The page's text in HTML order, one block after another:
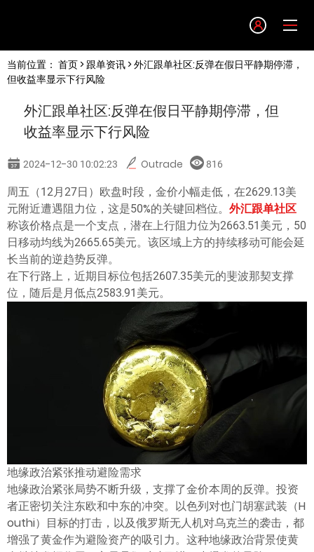
English
简体中文
한글
日本語
Tiếng việt
当前位置： 首页> 跟单资讯> 外汇跟单社区:反弹在假日平静期停滞，
但收益率显示下行风险
外汇跟单社区:反弹在假日平静期停滞，但
收益率显示下行风险
2024-12-30 10:02:23 Outrade 816
周五（12月27日）欧盘时段，金价小幅走低，在2629.13美
元附近遭遇阻力位，这是50%的关键回档位。 外汇跟单社区
称该价格点是一个支点，潜在上行阻力位为2663.51美元，50
日移动均线为2665.65美元。该区域上方的持续移动可能会延
长当前的逆趋势反弹。
在下行路上，近期目标位包括2607.35美元的斐波那契支撑
位，随后是月低点2583.91美元。
地缘政治紧张推动避险需求
地缘政治紧张局势不断升级，支撑了金价本周的反弹。投资
者正密切关注东欧和中东的冲突。以色列对也门胡塞武装（H
outhi）目标的打击，以及俄罗斯无人机对乌克兰的袭击，都
增强了黄金作为避险资产的吸引力。这种地缘政治背景使黄